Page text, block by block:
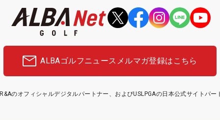
ALBAゴルフニュース メルマガ登録はこちら
のオフィシャルデジタルパートナー、およびUSLPGAの日本公式サイトパー